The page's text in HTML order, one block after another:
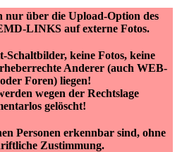
nur über die Upload-Option des
LINKS auf externe Fotos.
Schaltbilder, keine Fotos, keine
Anderer (auch WEB-
Foren) liegen!
wegen der Rechtslage
gelöscht!
Personen erkennbar sind, ohne
Zustimmung.